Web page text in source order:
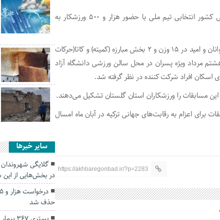
رئیس هیات کاراته گنبدکاووس گفت: مسابقات کاراته قهرمانی کشور انتخابی تیم ملی با حضور هزار و ۵۰۰ ورزشکار به
احمد صفرخانی: این مسابقات در سه گروه سنی نوجوانان، جوانان و امید در ۱۵ وزن و ۲ بخش مبارزه (کمیته) و کاتا(حرکات
مرداد ویژه پسران در محل سالن ورزشی دانشگاه آزاد
اسکان افراد شرکت کننده در نظر گرفته شد.
برای اعزام به رقابت‌های جهانی ترکیه در آبان ماه امسال
https://akhbaregonbad.ir/?p=2283
سایر خبرها
گلایگی
در بخش‌هایی از
حذف شد